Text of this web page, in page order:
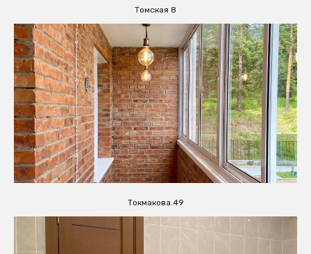
Томская 8
Токмакова.49